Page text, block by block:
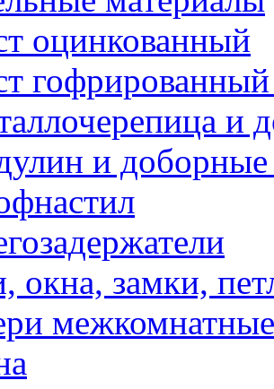
оцинкованный
и
и доборные
окна, замки,
межкомнатные